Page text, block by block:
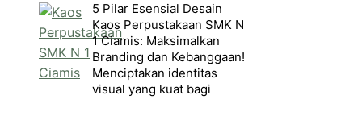
5 Pilar Esensial Desain
Kaos Perpustakaan SMK N
1 Ciamis: Maksimalkan
Branding dan Kebanggaan!
Menciptakan identitas
visual yang kuat bagi